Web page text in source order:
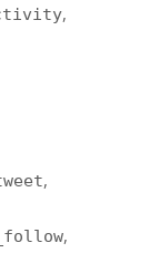
,
,
,